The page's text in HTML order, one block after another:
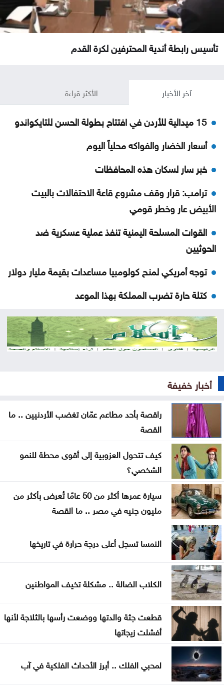
تأسيس رابطة أندية المحترفين لكرة القدم
آخر الأخبار الأكثر قراءة
15 ميدالية للأردن في افتتاح بطولة الحسن للتايكواندو
أسعار الخضار والفواكه محلياً اليوم
خبر سار لسكان هذه المحافظات
ترامب: قرار وقف مشروع قاعة الاحتفالات بالبيت
الأبيض عار وخطر قومي
القوات المسلحة اليمنية تنفذ عملية عسكرية ضد
الحوثيين
توجه أمريكي لمنح كولومبيا مساعدات بقيمة مليار دولار
كتلة حارة تضرب المملكة بهذا الموعد
لماذا لم تشارك مصر في اتفاق مكّة
اتفاقية مكة: مثلث الردع الجديد في المنطقة
المتوقع لإعلانها
الدراسات تؤكد: الذكاء الاصطناعي تكنولوجيا بلا جدوى
تشابُك القيامة والنهوض في فلسطين وإسرائيل
هزيمة ترامب في مفاوضات إيران
«حياد» لبنان إلى الانقسام الواضح حول إسرائيل
هل سيعيش أبناؤنا حياة أسوأ منا
أخبار خفيفة
راقصة بأحد مطاعم عمّان تغضب الأردنيين .. ما
القصة
كيف تتحول العزوبية إلى أقوى محطة للنمو
الشخصي؟
سيارة عمرها أكثر من 50 عامًا تُعرض بأكثر من
مليون جنيه في مصر .. ما القصة
النمسا تسجل أعلى درجة حرارة في تاريخها
الكلاب الضالة .. مشكلة تخيف المواطنين
قطعت جثة والدتها ووضعت رأسها بالثلاجة لأنها
أفشلت زيجاتها
لمحبي الفلك .. أبرز الأحداث الفلكية في آب